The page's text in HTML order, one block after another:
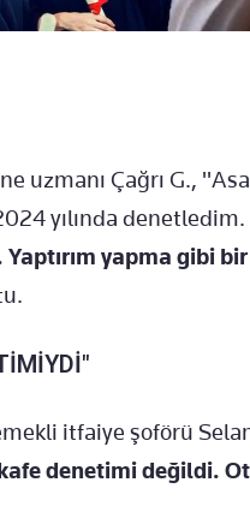
uzmanı Çağrı G.,
yılında
yapma gibi
itfaiye şoförü
denetimi değildi.